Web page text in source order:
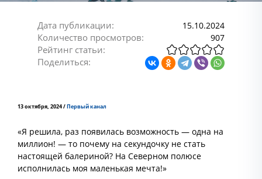
Дата публикации: 15.10.2024
Количество просмотров: 907
Рейтинг статьи:
Поделиться:
13 октября, 2024 /Первый канал
«Я решила, раз появилась возможность — одна на
миллион! — то почему на секундочку не стать
настоящей балериной? На Северном полюсе
исполнилась моя маленькая мечта!»